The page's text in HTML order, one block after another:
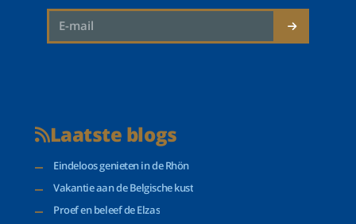
Laatste blogs
Eindeloos genieten in de Rhön
Vakantie aan de Belgische kust
Proef en beleef de Elzas